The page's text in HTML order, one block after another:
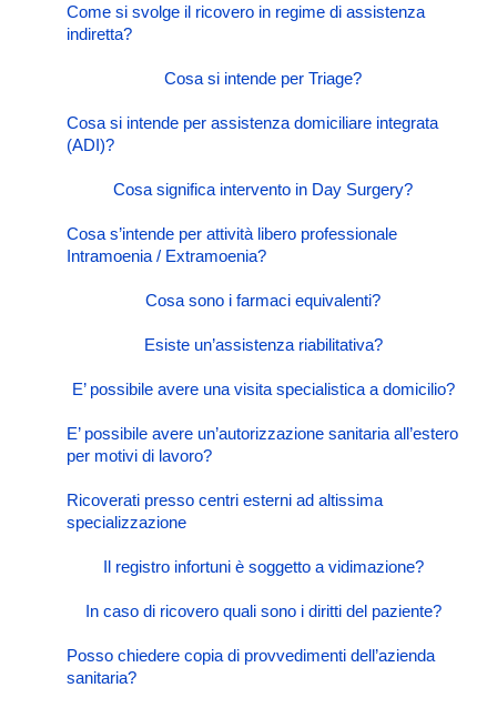
Come si svolge il ricovero in regime di assistenza
indiretta?
Cosa si intende per Triage?
Cosa si intende per assistenza domiciliare integrata
(ADI)?
Cosa significa intervento in Day Surgery?
Cosa s’intende per attività libero professionale
Intramoenia / Extramoenia?
Cosa sono i farmaci equivalenti?
Esiste un’assistenza riabilitativa?
E’ possibile avere una visita specialistica a domicilio?
E’ possibile avere un’autorizzazione sanitaria all’estero
per motivi di lavoro?
Ricoverati presso centri esterni ad altissima
specializzazione
Il registro infortuni è soggetto a vidimazione?
In caso di ricovero quali sono i diritti del paziente?
Posso chiedere copia di provvedimenti dell’azienda
sanitaria?